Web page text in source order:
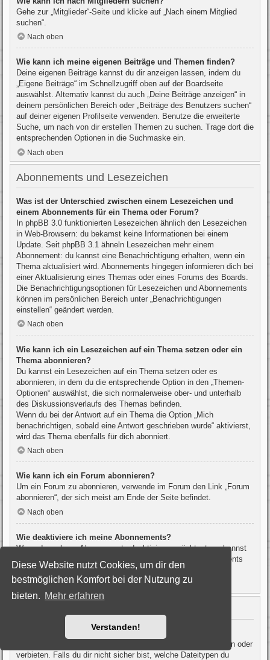
Diese Website nutzt Cookies, um dir den
bestmöglichen Komfort bei der Nutzung zu
bieten. Mehr erfahren
Verstanden!
Gehe zur „Mitglieder“-Seite und klicke auf „Nach einem Mitglied
suchen“.
Nach oben
Wie kann ich meine eigenen Beiträge und Themen finden?
Deine eigenen Beiträge kannst du dir anzeigen lassen, indem du
„Eigene Beiträge“ im Schnellzugriff oben auf der Boardseite
auswählst. Alternativ kannst du auch „Deine Beiträge anzeigen“ in
deinem persönlichen Bereich oder „Beiträge des Benutzers suchen“
auf deiner eigenen Profilseite verwenden. Benutze die erweiterte
Suche, um nach von dir erstellen Themen zu suchen. Trage dort die
entsprechenden Optionen in die Suchmaske ein.
Nach oben
Abonnements und Lesezeichen
Was ist der Unterschied zwischen einem Lesezeichen und
einem Abonnements für ein Thema oder Forum?
In phpBB 3.0 funktionierten Lesezeichen ähnlich den Lesezeichen
in Web-Browsern: du bekamst keine Informationen bei einem
Update. Seit phpBB 3.1 ähneln Lesezeichen mehr einem
Abonnement: du kannst eine Benachrichtigung erhalten, wenn ein
Thema aktualisiert wird. Abonnements hingegen informieren dich bei
einer Aktualisierung eines Themas oder eines Forums des Boards.
Die Benachrichtigungsoptionen für Lesezeichen und Abonnements
können im persönlichen Bereich unter „Benachrichtigungen
einstellen“ geändert werden.
Nach oben
Wie kann ich ein Lesezeichen auf ein Thema setzen oder ein
Thema abonnieren?
Du kannst ein Lesezeichen auf ein Thema setzen oder es
abonnieren, in dem du die entsprechende Option in den „Themen-
Optionen“ auswählst, die sich normalerweise ober- und unterhalb
des Diskussionsverlaufs des Themas befinden.
Wenn du bei der Antwort auf ein Thema die Option „Mich
benachrichtigen, sobald eine Antwort geschrieben wurde“ aktivierst,
wird das Thema ebenfalls für dich abonniert.
Nach oben
Wie kann ich ein Forum abonnieren?
Um ein Forum zu abonnieren, verwende im Forum den Link „Forum
abonnieren“, der sich meist am Ende der Seite befindet.
Nach oben
Wie deaktiviere ich meine Abonnements?
Wenn du mehrere Abonnements deaktivieren möchtest, so kannst
du dies im persönlichen Bereich unter „Einstieg“ – „Abonnements
verwalten“ machen.
Nach oben
Welche Dateianhänge sind in diesem Forum zulässig?
Die Board-Administration kann bestimmte Dateitypen zulassen oder
verbieten. Falls du dir nicht sicher bist, welche Dateitypen du